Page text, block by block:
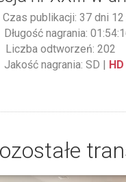
Czas publikacji: 37 dni
Długość nagrania:
Liczba odtworzeń: 202
Jakość nagrania: SD | HD